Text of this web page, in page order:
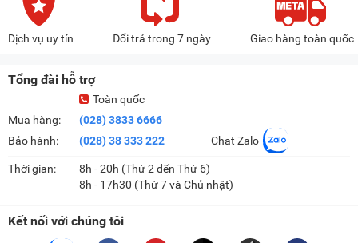
Dịch vụ uy tín Đổi trả trong 7 ngày Giao hàng toàn quốc
Tổng đài hỗ trợ
Mua hàng:
Bảo hành:
Toàn quốc
(028) 3833 6666
(028) 38 333 222
Chat Zalo
Thời gian:
8h - 20h (Thứ 2 đến Thứ 6)
8h - 17h30 (Thứ 7 và Chủ nhật)
Kết nối với chúng tôi